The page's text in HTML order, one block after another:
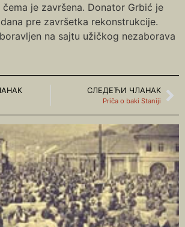
je završena. Donator Grbić je
pre završetka rekonstrukcije.
na sajtu užičkog nezaborava
СЛЕДЕЋИ ЧЛАНАК
Priča o baki Staniji